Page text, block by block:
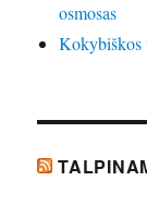
osmosas
Kokybiškos